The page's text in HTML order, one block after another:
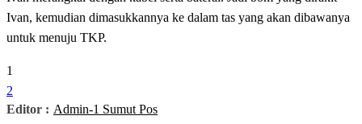
Ivan, kemudian dimasukkannya ke dalam tas yang akan dibawanya
untuk menuju TKP.
1
2
Editor : Admin-1 Sumut Pos